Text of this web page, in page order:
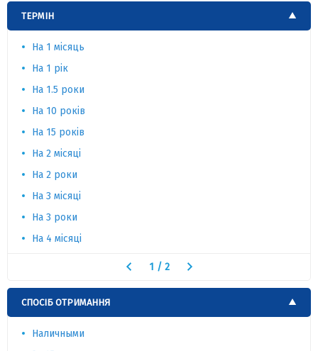
ТЕРМІН
На 1 місяць
На 1 рік
На 1.5 роки
На 10 років
На 15 років
На 2 місяці
На 2 роки
На 3 місяці
На 3 роки
На 4 місяці
1 / 2
СПОСІБ ОТРИМАННЯ
Наличными